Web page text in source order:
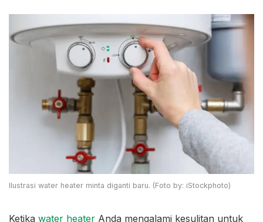
Ilustrasi water heater minta diganti baru. (Foto by: iStockphoto)
Ketika water heater Anda mengalami kesulitan untuk